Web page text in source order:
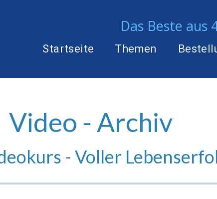
Das Beste
Startseite Themen
Video - Archiv
- Voller